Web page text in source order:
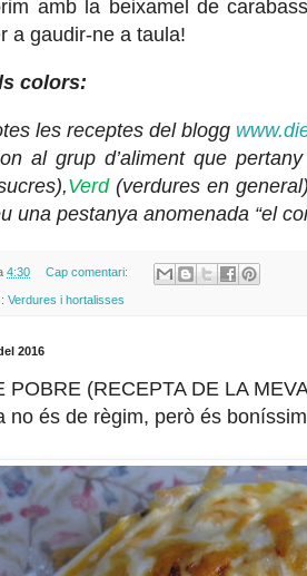
amb la beixamel de
a gaudir-ne a taula!
colors:
les receptes del blogg
al grup d’aliment que
Verd(verdures en
una pestanya anomenada “el
4:30 Cap comentari:
Verdures i hortalisses
2016
POBRE (RECEPTA DE LA
no és de règim, però és